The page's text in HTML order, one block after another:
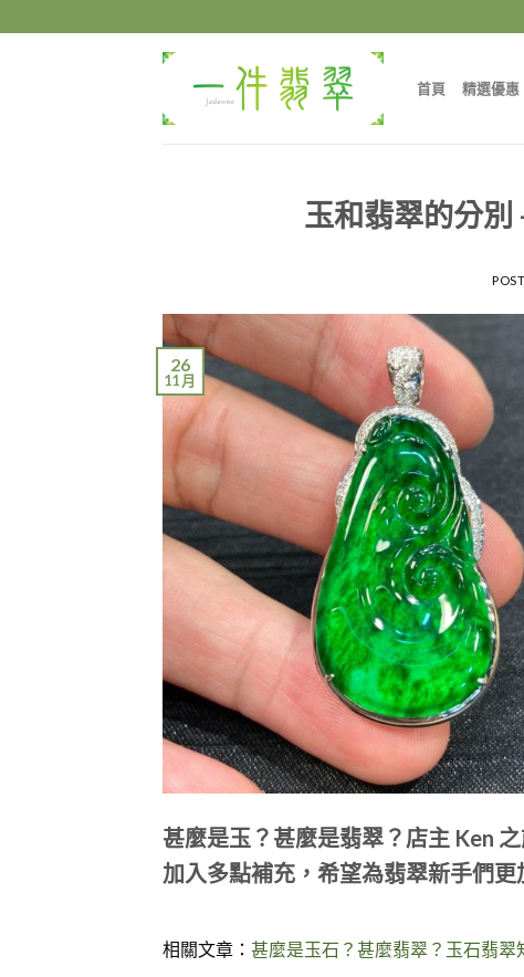
to
首頁 精選優惠
玉和翡翠的分別
26
11 月
甚麼是玉？甚麼是翡翠？店主 Ken
加入多點補充，希望為翡翠新手們更
相關文章： 甚麼是玉石？甚麼翡翠？玉石翡翠